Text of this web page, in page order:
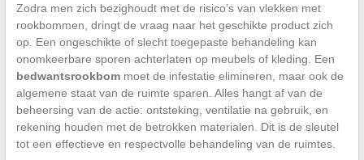
Zodra men zich bezighoudt met de risico’s van vlekken met
rookbommen, dringt de vraag naar het geschikte product zich
op. Een ongeschikte of slecht toegepaste behandeling kan
onomkeerbare sporen achterlaten op meubels of kleding. Een
bedwantsrookbommoet de infestatie elimineren, maar ook de
algemene staat van de ruimte sparen. Alles hangt af van de
beheersing van de actie: ontsteking, ventilatie na gebruik, en
rekening houden met de betrokken materialen. Dit is de sleutel
tot een effectieve en respectvolle behandeling van de ruimtes.